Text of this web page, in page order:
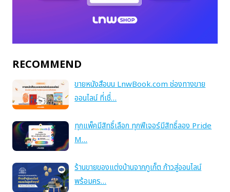
RECOMMEND
ขายหนังสือบน LnwBook.com ช่องทางขาย
ออนไลน์ ที่เชื่…
ทุกแพ็คมีสิทธิ์เลือก ทุกฟีเจอร์มีสิทธิ์ลอง Pride
M…
ร้านขายของแต่งบ้านจากภูเก็ต ก้าวสู่ออนไลน์
พร้อมคร…